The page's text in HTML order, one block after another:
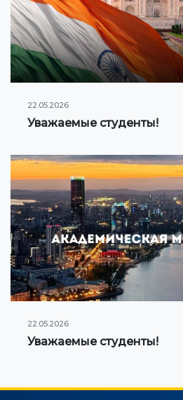
22.05.2026
Уважаемые студенты!
22.05.2026
Уважаемые студенты!